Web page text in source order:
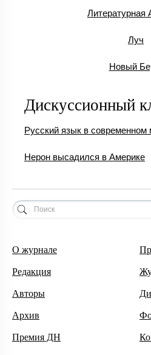
Литературная
Луч
Новый
Дискуссионный
Русский язык в современном
Нерон высадился в Америке
О журнале
Редакция
Авторы
Архив
Премия ДН